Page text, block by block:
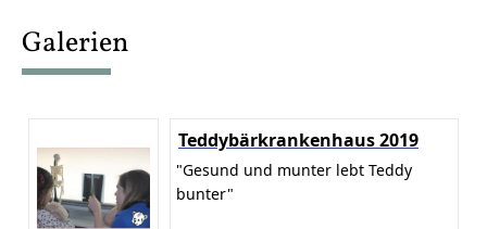
Galerien
Teddybärkrankenhaus 2019
"Gesund und munter lebt Teddy
bunter"